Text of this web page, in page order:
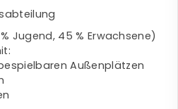
Jugend, 45 % Erwachsene)
Außenplätzen